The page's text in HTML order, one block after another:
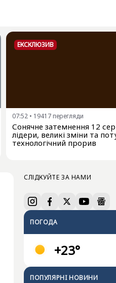
ЕКСКЛЮЗИВ
07:52 • 19417 перегляди
Сонячне затемнення 12
лідери, великі зміни та
технологічний прорив
СЛІДКУЙТЕ ЗА НАМИ
ПОГОДА
+23°
ПОПУЛЯРНI НОВИНИ